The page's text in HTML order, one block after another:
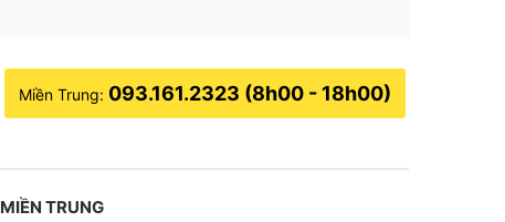
Miền Trung: 093.161.2323 (8h00 - 18h00)
MIỀN TRUNG